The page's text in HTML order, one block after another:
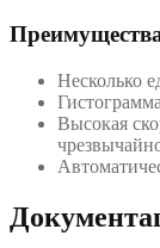
Несколько
Высокая